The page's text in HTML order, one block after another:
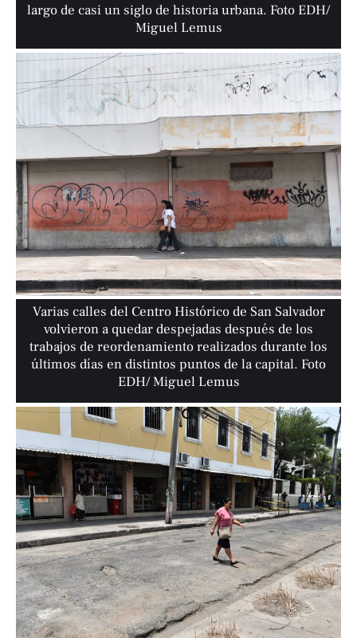
largo de casi un siglo de historia urbana. Foto EDH/
Miguel Lemus
Varias calles del Centro Histórico de San Salvador
volvieron a quedar despejadas después de los
trabajos de reordenamiento realizados durante los
últimos días en distintos puntos de la capital. Foto
EDH/ Miguel Lemus